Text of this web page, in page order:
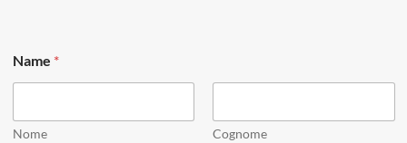
m
a
l
*
Name *
Nome Cognome